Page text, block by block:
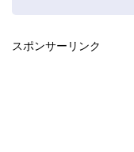
スポンサーリンク